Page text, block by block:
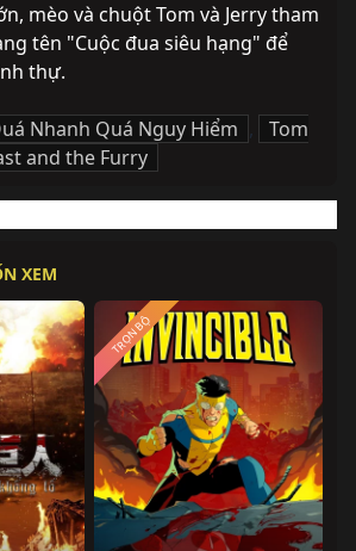
mèo và chuột Tom và Jerry tham
tên "Cuộc đua siêu hạng" để
thự.
Nhanh Quá Nguy Hiểm ,
Tom
and the Furry
XEM
TRỌN BỘ